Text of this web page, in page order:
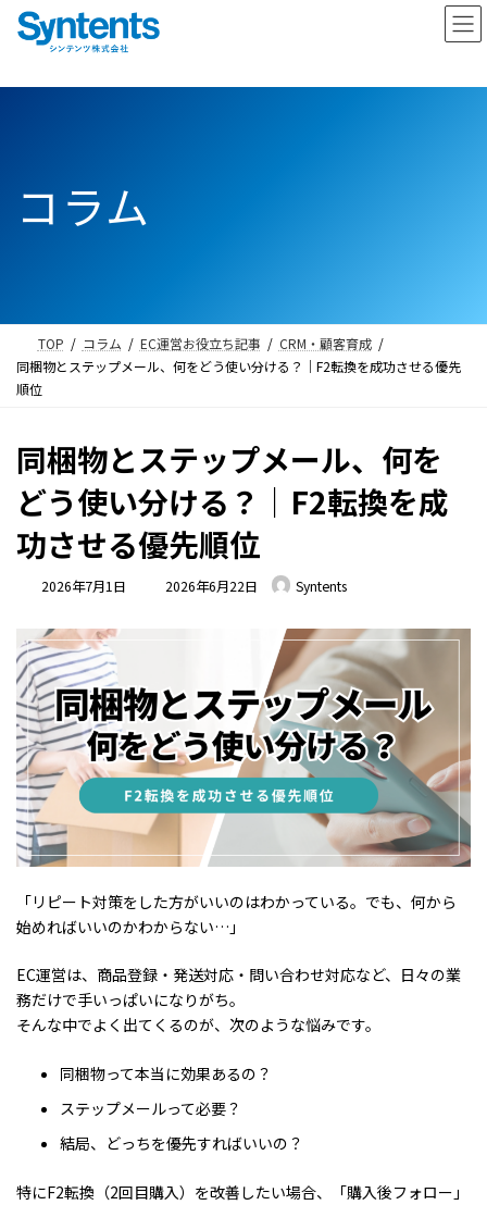
ン
ー
コラム
TOP コラム EC運営お役立ち記事
CRM・顧客育成
同梱物とステップメール、何をどう使い分ける？｜F2転換を成功させる優先
順位
同梱物とステップメール、何を
どう使い分ける？｜F2転換を成
功させる優先順位
2026年7月1日
最
時
2026年6月22日 Syntents
「リピート対策をした方がいいのはわかっている。でも、何から
始めればいいのかわからない…」
EC運営は、商品登録・発送対応・問い合わせ対応など、日々の業
務だけで手いっぱいになりがち。
そんな中でよく出てくるのが、次のような悩みです。
同梱物って本当に効果あるの？
ステップメールって必要？
結局、どっちを優先すればいいの？
特にF2転換（2回目購入）を改善したい場合、「購入後フォロー」